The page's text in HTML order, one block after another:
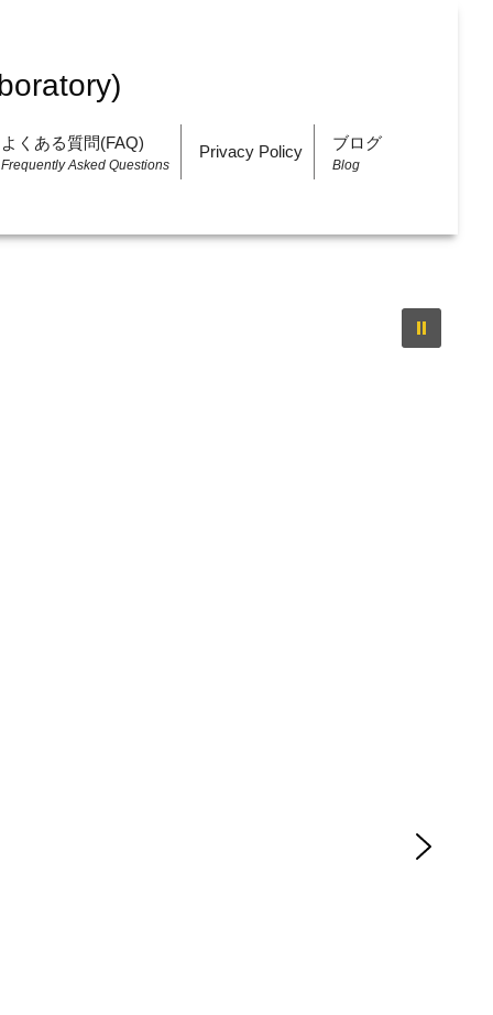
よくある質問(FAQ)
Frequently Asked Questions
Privacy Policy ブログ
Blog